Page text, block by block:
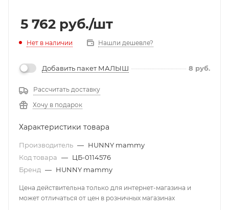
5 762 руб./шт
Нет в наличии Нашли дешевле?
Добавить пакет МАЛЫШ 8 руб.
Рассчитать доставку
Хочу в подарок
Характеристики товара
Производитель — HUNNY mammy
Код товара — ЦБ-0114576
Бренд — HUNNY mammy
Цена действительна только для интернет-магазина и
может отличаться от цен в розничных магазинах